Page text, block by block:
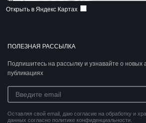
ПОЛЕЗНАЯ РАССЫЛКА
Подпишитесь на рассылку и узнавайте о новых
публикациях
Оставляя свой email, даю согласие на обработку и
данных согласно политике конфиденциальности.
Открыть в Яндекс Картах